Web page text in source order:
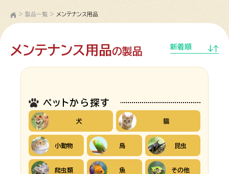
> 製品一覧 > メンテナンス用品
メンテナンス用品の製品 新着順
ペットから探す
犬 猫
小動物 鳥 昆虫
爬虫類 魚 その他